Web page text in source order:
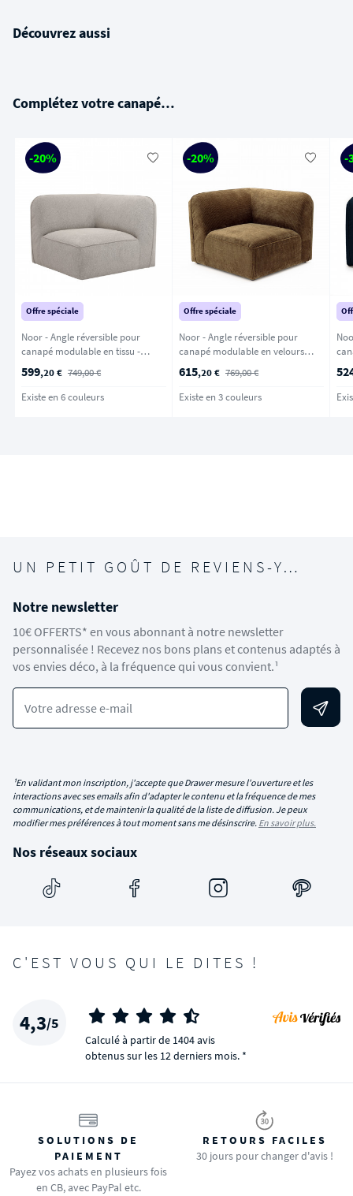
Découvrez aussi
Complétez votre canapé…
-20%
Offre spéciale
Noor - Angle réversible pour
canapé modulable en tissu -
Naturel chiné
599,20 € 749,00 €
Existe en 6 couleurs
-20%
Offre spéciale
Noor - Angle réversible pour
canapé modulable en velours
615,20 € 769,00 €
Existe en 3 couleurs
-
UN PETIT GOÛT DE REVIENS-Y…
Notre newsletter
10€ OFFERTS* en vous abonnant à notre newsletter
personnalisée ! Recevez nos bons plans et contenus adaptés à
vos envies déco, à la fréquence qui vous convient.¹
Votre adresse e-mail
¹En validant mon inscription, j'accepte que Drawer mesure l'ouverture et les
interactions avec ses emails afin d'adapter le contenu et la fréquence de mes
communications, et de maintenir la qualité de la liste de diffusion. Je peux
modifier mes préférences à tout moment sans me désinscrire. En savoir plus.
Nos réseaux sociaux
C'EST VOUS QUI LE DITES !
4,3/5
Calculé à partir de 1404 avis
obtenus sur les 12 derniers mois. *
SOLUTIONS DE
PAIEMENT
Payez vos achats en plusieurs fois
en CB, avec PayPal etc.
RETOURS FACILES
30 jours pour changer d'avis !